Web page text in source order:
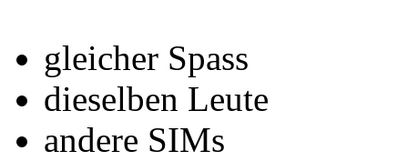
gleicher Spass
dieselben Leute
andere SIMs